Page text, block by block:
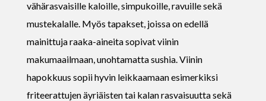
vähärasvaisille kaloille, simpukoille, ravuille sekä
mustekalalle. Myös tapakset, joissa on edellä
mainittuja raaka-aineita sopivat viinin
makumaailmaan, unohtamatta sushia. Viinin
hapokkuus sopii hyvin leikkaamaan esimerkiksi
friteerattujen äyriäisten tai kalan rasvaisuutta sekä